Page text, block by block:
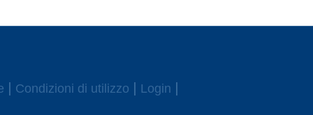
Condizioni di utilizzo Login